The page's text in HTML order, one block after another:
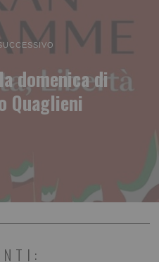
domenica di
Quaglieni